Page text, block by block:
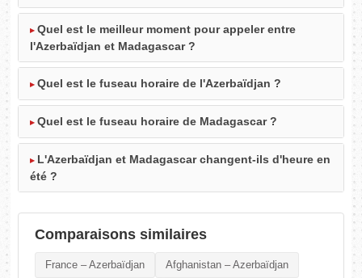
Quel est le meilleur moment pour appeler entre
l'Azerbaïdjan et Madagascar ?
Quel est le fuseau horaire de l'Azerbaïdjan ?
Quel est le fuseau horaire de Madagascar ?
L'Azerbaïdjan et Madagascar changent-ils d'heure en
été ?
Comparaisons similaires
France – Azerbaïdjan Afghanistan – Azerbaïdjan